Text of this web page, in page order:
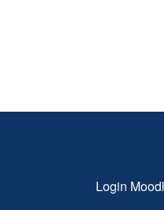
Login